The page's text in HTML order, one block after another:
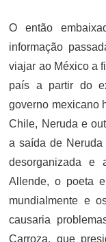
O então
informação
viajar ao México a
país a partir do
governo mexicano
Chile, Neruda e
a saída de
desorganizada e
Allende, o poeta
mundialmente e
causaria
Carroza, que